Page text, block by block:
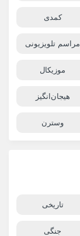
کمدی
مراسم تلویزیونی
موزیکال
هیجان‌انگیز
وسترن
تاریخی
جنگی